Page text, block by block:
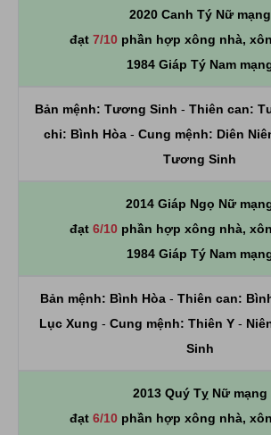
2020 Canh Tý Nữ mạng
đạt 7/10phần hợp xông nhà,
1984 Giáp Tý Nam
Bản mệnh: Tương Sinh - Thiên can:
chi: Bình Hòa- Cung mệnh: Diên
Tương Sinh
2014 Giáp Ngọ Nữ
đạt 6/10phần hợp xông nhà,
1984 Giáp Tý Nam
Bản mệnh: Bình Hòa- Thiên can:
Lục Xung - Cung mệnh: Thiên Y-
Sinh
2013 Quý Tỵ Nữ mạng
đạt 6/10phần hợp xông nhà,